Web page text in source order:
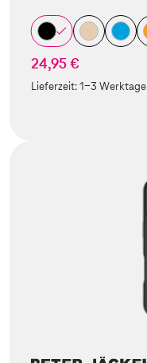
24,95 €
Lieferzeit:1-3 Werktage